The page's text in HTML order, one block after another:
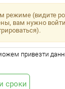
режиме (видите
вам нужно
привезти
сроки